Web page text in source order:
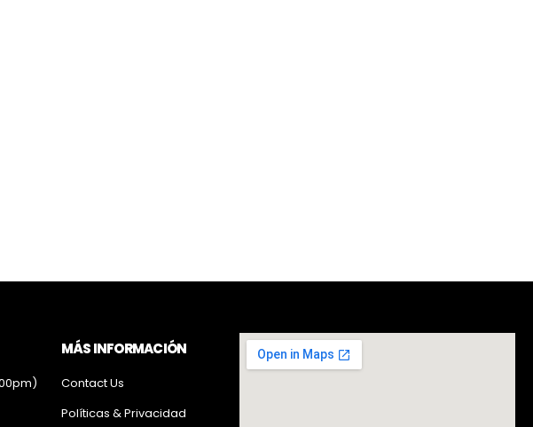
MÁS INFORMACIÓN
Contact Us
Políticas & Privacidad